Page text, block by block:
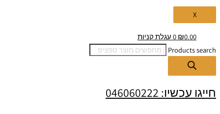
X
₪0.00
0 עגלת קניות
Products search
חייגו עכשיו: 046060222